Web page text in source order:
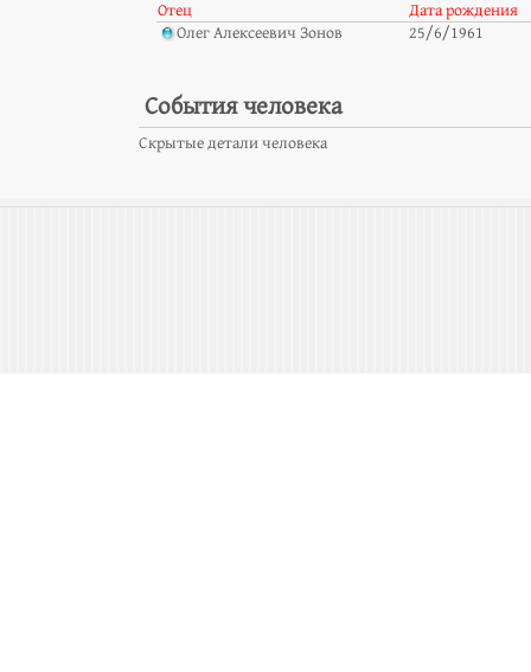
Отец
Дата рождения
Олег Алексеевич Зонов
25/6/1961
События человека
Скрытые детали человека